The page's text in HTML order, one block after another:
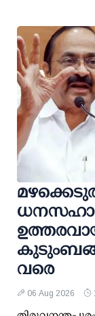
വരെ
06 Aug 2026